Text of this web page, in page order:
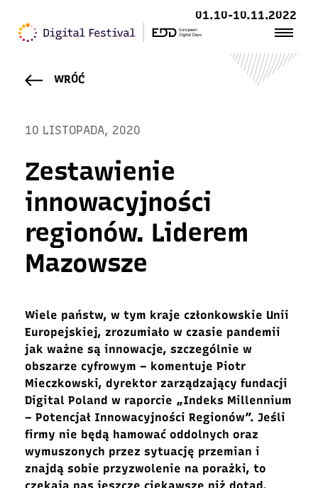
01.10-10.11.2022
WRÓĆ
10 LISTOPADA, 2020
Zestawienie
innowacyjności
regionów. Liderem
Mazowsze
Wiele państw, w tym kraje członkowskie Unii
Europejskiej, zrozumiało w czasie pandemii
jak ważne są innowacje, szczególnie w
obszarze cyfrowym – komentuje Piotr
Mieczkowski, dyrektor zarządzający fundacji
Digital Poland w raporcie „Indeks Millennium
– Potencjał Innowacyjności Regionów”. Jeśli
firmy nie będą hamować oddolnych oraz
wymuszonych przez sytuację przemian i
znajdą sobie przyzwolenie na porażki, to